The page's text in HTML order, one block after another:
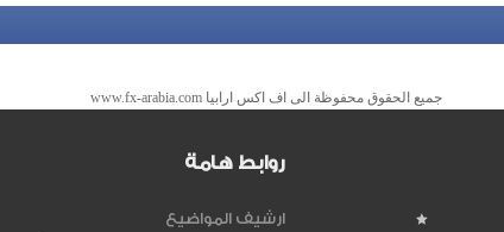
جميع الحقوق محفوظة الى اف اكس ارابيا www.fx-arabia.com
روابط هامة
ارشيف المواضيع